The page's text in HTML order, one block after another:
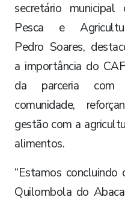
secretário municipal
Pesca e
Pedro Soares,
a importância do
da parceria
comunidade,
gestão com a
alimentos.
“Estamos
Quilombola do